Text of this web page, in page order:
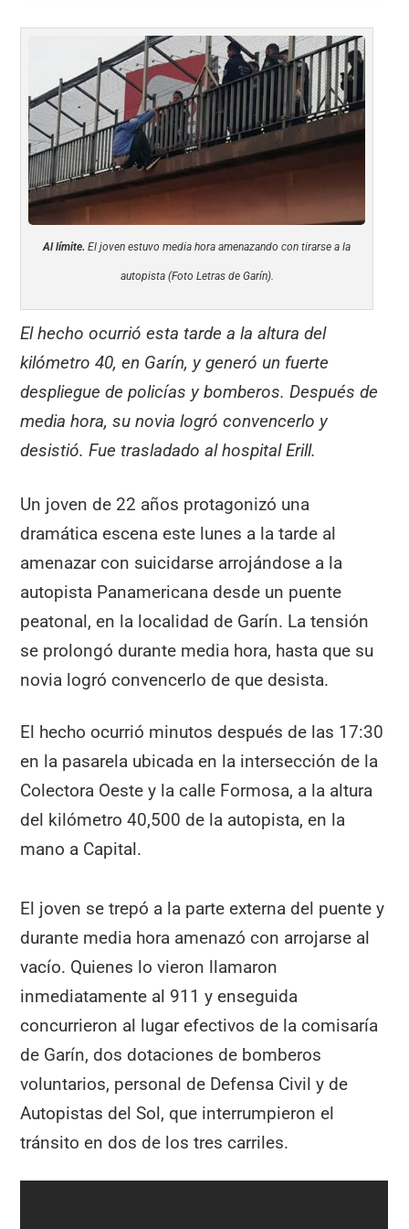
Al límite. El joven estuvo media hora amenazando con tirarse a la
autopista (Foto Letras de Garín).
El hecho ocurrió esta tarde a la altura del
kilómetro 40, en Garín, y generó un fuerte
despliegue de policías y bomberos. Después de
media hora, su novia logró convencerlo y
desistió. Fue trasladado al hospital Erill.
Un joven de 22 años protagonizó una
dramática escena este lunes a la tarde al
amenazar con suicidarse arrojándose a la
autopista Panamericana desde un puente
peatonal, en la localidad de Garín. La tensión
se prolongó durante media hora, hasta que su
novia logró convencerlo de que desista.
El hecho ocurrió minutos después de las 17:30
en la pasarela ubicada en la intersección de la
Colectora Oeste y la calle Formosa, a la altura
del kilómetro 40,500 de la autopista, en la
mano a Capital.
El joven se trepó a la parte externa del puente y
durante media hora amenazó con arrojarse al
vacío. Quienes lo vieron llamaron
inmediatamente al 911 y enseguida
concurrieron al lugar efectivos de la comisaría
de Garín, dos dotaciones de bomberos
voluntarios, personal de Defensa Civil y de
Autopistas del Sol, que interrumpieron el
tránsito en dos de los tres carriles.